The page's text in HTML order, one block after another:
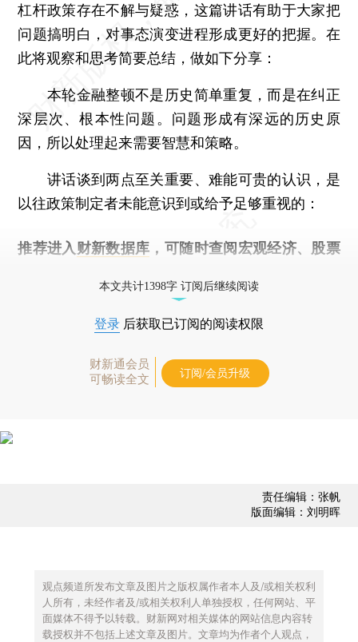
杠杆政策存在不解与疑惑，这篇讲话有助于大家把
问题搞明白，对事态演变进程形成更好的把握。在
此将观察和思考简要总结，做如下分享：
本轮金融整顿不是历史简单重复，而是在纠正
深层次、根本性问题。问题形成有深远的历史原
因，所以处理起来需要智慧和策略。
讲话谈到两点至关重要、难能可贵的认识，是
以往政策制定者未能意识到或给予足够重视的：
推荐进入 财新数据库 ，可随时查阅宏观经济、股票
本文共计1398字 订阅后继续阅读
登录 后获取已订阅的阅读权限
财新通会员
可畅读全文
订阅/会员升级
责任编辑：张帆
版面编辑：刘明晖
观点频道所发布文章及图片之版权属作者本人及/或相关权利
人所有，未经作者及/或相关权利人单独授权，任何网站、平
面媒体不得予以转载。财新网对相关媒体的网站信息内容转
载授权并不包括上述文章及图片。文章均为作者个人观点，